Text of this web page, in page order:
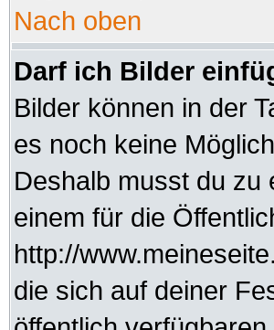
Nach oben
Darf ich Bilder
Bilder können in der
es noch keine
Deshalb musst du zu
einem für die
http://
die sich auf deiner